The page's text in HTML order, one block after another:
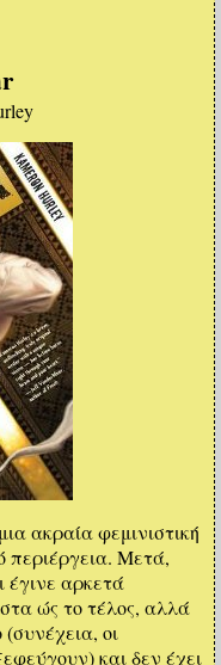
ακραία φεμινιστική
περιέργεια. Μετά,
έγινε αρκετά
ώς το τέλος, αλλά
οι
και δεν έχει